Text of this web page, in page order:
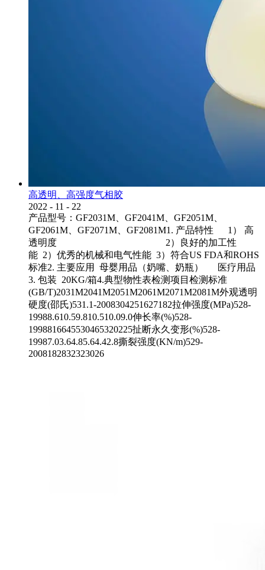
高透明、高强度气相胶
2022 - 11 - 22
产品型号：GF2031M、GF2041M、GF2051M、
GF2061M、GF2071M、GF2081M1. 产品特性 1） 高
透明度 2）良好的加工性
能 2）优秀的机械和电气性能 3）符合US FDA和ROHS
标准2. 主要应用 母婴用品（奶嘴、奶瓶） 医疗用品
3. 包装 20KG/箱4.典型物性表检测项目检测标准
(GB/T)2031M2041M2051M2061M2071M2081M外观透明
硬度(邵氏)531.1-2008304251627182拉伸强度(MPa)528-
19988.610.59.810.510.09.0伸长率(%)528-
1998816645530465320225扯断永久变形(%)528-
19987.03.64.85.64.42.8撕裂强度(KN/m)529-
2008182832323026